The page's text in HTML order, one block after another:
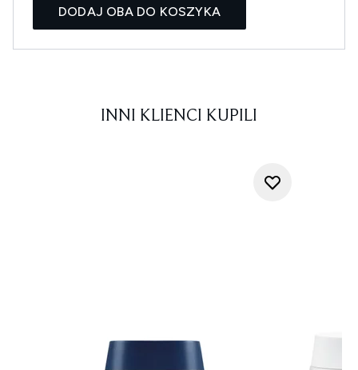
DODAJ OBA DO KOSZYKA
INNI KLIENCI KUPILI